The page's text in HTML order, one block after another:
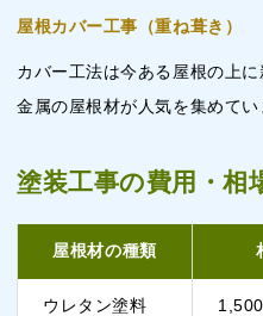
屋根カバー工事（重ね葺き）
カバー工法は今ある屋根の上
金属の屋根材が人気を集めてい
塗装工事の費用・相
屋根材の種類
ウレタン塗料